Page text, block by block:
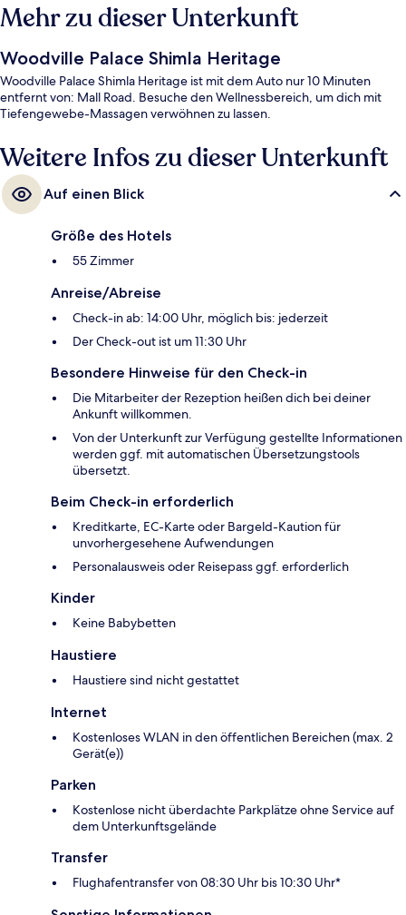
Mehr zu dieser Unterkunft
Woodville Palace Shimla Heritage
Woodville Palace Shimla Heritage ist mit dem Auto nur 10 Minuten
entfernt von: Mall Road. Besuche den Wellnessbereich, um dich mit
Tiefengewebe-Massagen verwöhnen zu lassen.
Weitere Infos zu dieser Unterkunft
Auf einen Blick
Größe des Hotels
55 Zimmer
Anreise/Abreise
Check-in ab: 14:00 Uhr, möglich bis: jederzeit
Der Check-out ist um 11:30 Uhr
Besondere Hinweise für den Check-in
Die Mitarbeiter der Rezeption heißen dich bei deiner
Ankunft willkommen.
Von der Unterkunft zur Verfügung gestellte Informationen
werden ggf. mit automatischen Übersetzungstools
übersetzt.
Beim Check-in erforderlich
Kreditkarte, EC-Karte oder Bargeld-Kaution für
unvorhergesehene Aufwendungen
Personalausweis oder Reisepass ggf. erforderlich
Kinder
Keine Babybetten
Haustiere
Haustiere sind nicht gestattet
Internet
Kostenloses WLAN in den öffentlichen Bereichen (max. 2
Gerät(e))
Parken
Kostenlose nicht überdachte Parkplätze ohne Service auf
dem Unterkunftsgelände
Transfer
Flughafentransfer von 08:30 Uhr bis 10:30 Uhr*